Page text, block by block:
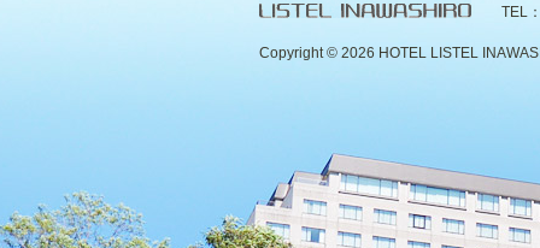
TEL
Copyright © 2026 HOTEL LISTEL